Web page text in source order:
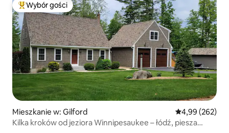
Najpopularniejsze z kategorii Wybór gości
Wybór gości
Mieszkanie w: Gilford Średnia
4,99 (262)
Kilka kroków od jeziora Winnipesaukee – łódź, piesza